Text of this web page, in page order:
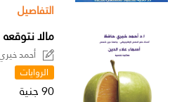
التفاصيل
مالا نتوقعه
أحمد
الروايات
90 جنية